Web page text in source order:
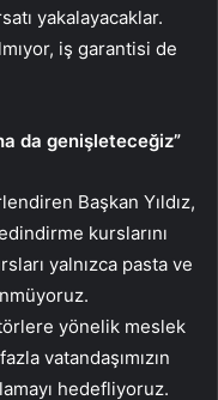
yakalayacaklar.
iş garantisi de
da genişleteceğiz”
Başkan Yıldız,
kurslarını
yalnızca pasta ve
yönelik meslek
vatandaşımızın
hedefliyoruz.